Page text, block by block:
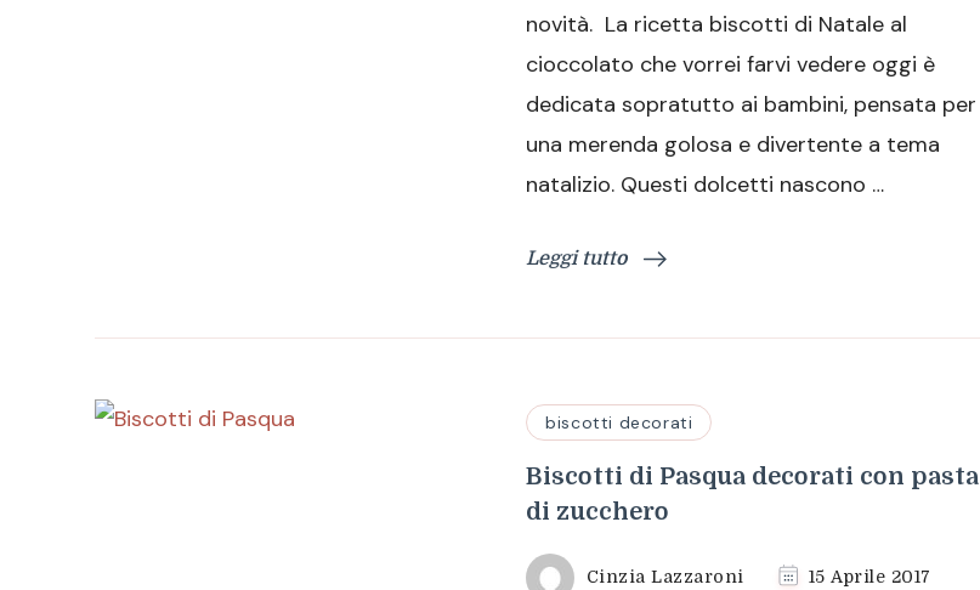
tipo
ciok
novità. La ricetta biscotti di Natale al
cioccolato che vorrei farvi vedere oggi è
dedicata sopratutto ai bambini, pensata per
una merenda golosa e divertente a tema
natalizio. Questi dolcetti nascono …
Leggi tutto
biscotti decorati
Biscotti di Pasqua decorati con pasta
di zucchero
Cinzia Lazzaroni 15 Aprile 2017